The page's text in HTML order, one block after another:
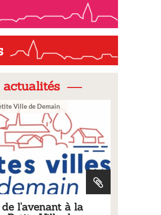
Tarifs 2026 des services